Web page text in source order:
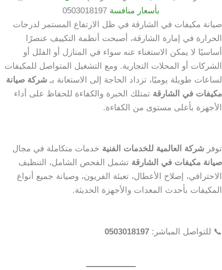
بأسعار منافسة 0503018197
صيانة مكيفات في الشارقة في ظل الارتفاع المستمر لدرجات
الحرارة في إمارة الشارقة، أصبحت أنظمة التكييف عنصرًا
أساسيًا لا يمكن الاستغناء عنه سواء في المنازل أو الفلل أو
الشركات أو المحلات التجارية. ومع التشغيل المتواصل للمكيفات
لساعات طويلة يوميًا، تزداد الحاجة إلى الاستعانة بـ شركة صيانة
مكيفات في الشارقة تمتلك الخبرة والكفاءة للحفاظ على أداء
الأجهزة بأعلى مستوى من الكفاءة.
توفر شركة العالمية للخدمات الفنية خدمات متكاملة في مجال
صيانة مكيفات في الشارقة تشمل الفحص الشامل، التنظيف
الاحترافي، إصلاح الأعطال، تعبئة الفريون، وصيانة جميع أنواع
المكيفات بأحدث المعدات والأجهزة الحديثة.
📞 للتواصل المباشر: 0503018197